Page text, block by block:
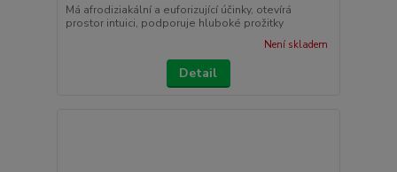
Má afrodiziakální a euforizující účinky, otevírá
prostor intuici, podporuje hluboké prožitky
Není skladem
Detail